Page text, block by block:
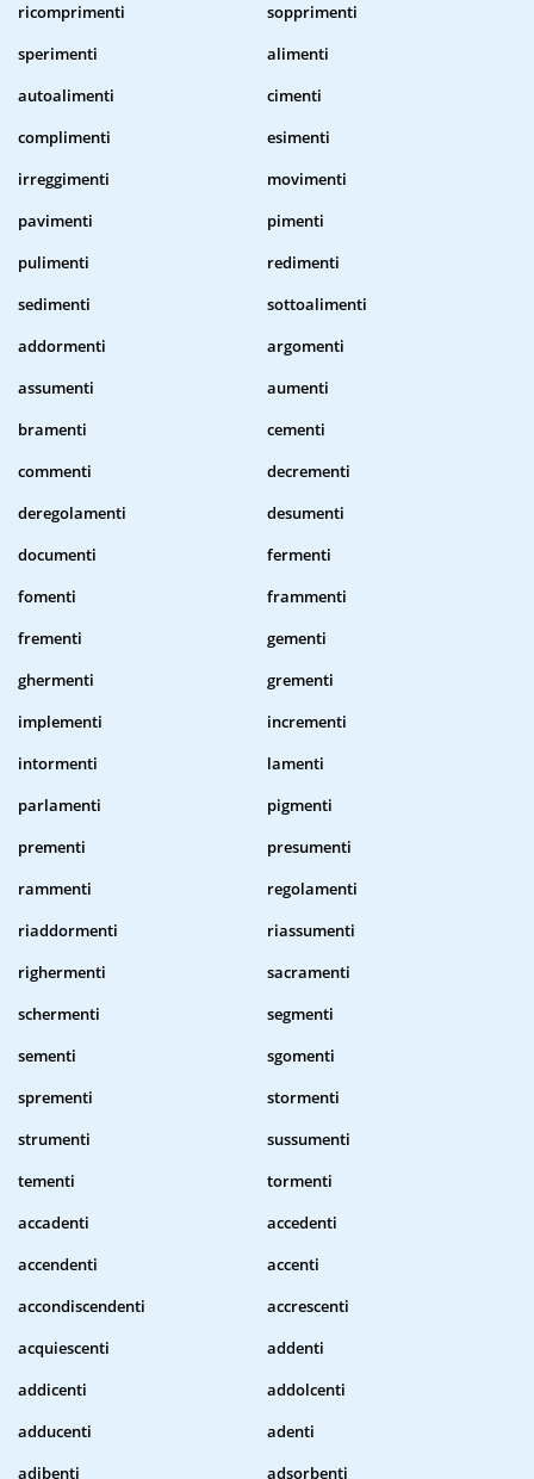
ricomprimenti
sopprimenti
sperimenti
alimenti
autoalimenti
cimenti
complimenti
esimenti
irreggimenti
movimenti
pavimenti
pimenti
pulimenti
redimenti
sedimenti
sottoalimenti
addormenti
argomenti
assumenti
aumenti
bramenti
cementi
commenti
decrementi
deregolamenti
desumenti
documenti
fermenti
fomenti
frammenti
frementi
gementi
ghermenti
grementi
implementi
incrementi
intormenti
lamenti
parlamenti
pigmenti
prementi
presumenti
rammenti
regolamenti
riaddormenti
riassumenti
righermenti
sacramenti
schermenti
segmenti
sementi
sgomenti
sprementi
stormenti
strumenti
sussumenti
tementi
tormenti
accadenti
accedenti
accendenti
accenti
accondiscendenti
accrescenti
acquiescenti
addenti
addicenti
addolcenti
adducenti
adenti
adibenti
adsorbenti